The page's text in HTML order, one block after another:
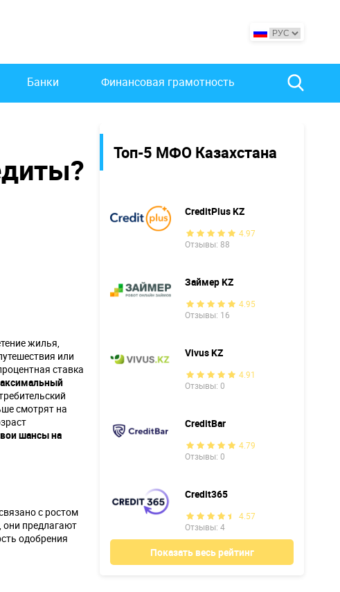
Банки Финансовая грамотность
Топ-5 МФО Казахстана
CreditPlus KZ
4.97
Отзывы: 88
Займер KZ
4.95
Отзывы: 16
Vivus KZ
4.91
Отзывы: 0
CreditBar
4.79
Отзывы: 0
Credit365
4.57
Отзывы: 4
Показать весь рейтинг
жилья,
или
ставка
смотрят на
шансы на
с ростом
они предлагают
одобрения